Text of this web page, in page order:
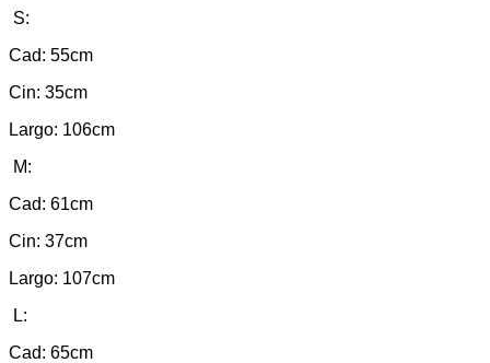
S:
Cad: 55cm
Cin: 35cm
Largo: 106cm
M:
Cad: 61cm
Cin: 37cm
Largo: 107cm
L:
Cad: 65cm